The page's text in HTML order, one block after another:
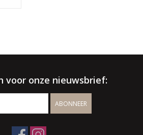
voor onze nieuwsbrief:
ABONNEER